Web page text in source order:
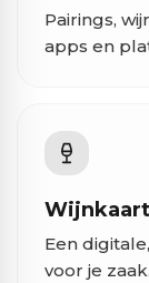
Pairings,
apps en
Een
voor je zaak.